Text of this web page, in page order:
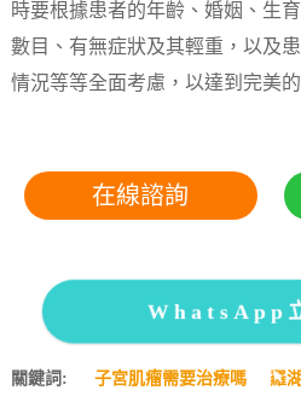
時要根據患者的年齡、婚姻、生
數目、有無症狀及其輕重，以及
情況等等全面考慮，以達到完美
在線諮詢
WhatsApp
關鍵詞: 子宮肌瘤需要治療嗎 羅